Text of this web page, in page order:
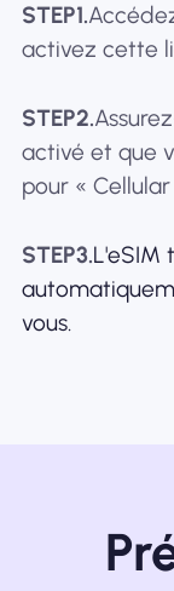
STEP1.
activez cette
STEP2.
activé et que
pour «
STEP3.L'eSIM
vous.